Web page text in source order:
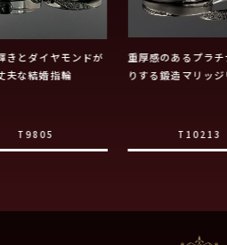
きとダイヤモンドが
夫な結婚指輪
T9805
重厚感のあるプラチ
りする鍛造マリッ
T10213